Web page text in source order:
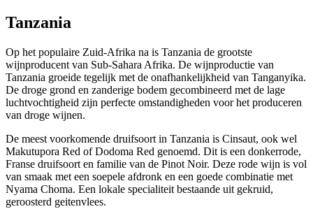
Tanzania
Op het populaire Zuid-Afrika na is Tanzania de grootste
wijnproducent van Sub-Sahara Afrika. De wijnproductie van
Tanzania groeide tegelijk met de onafhankelijkheid van Tanganyika.
De droge grond en zanderige bodem gecombineerd met de lage
luchtvochtigheid zijn perfecte omstandigheden voor het produceren
van droge wijnen.
De meest voorkomende druifsoort in Tanzania is Cinsaut, ook wel
Makutupora Red of Dodoma Red genoemd. Dit is een donkerrode,
Franse druifsoort en familie van de Pinot Noir. Deze rode wijn is vol
van smaak met een soepele afdronk en een goede combinatie met
Nyama Choma. Een lokale specialiteit bestaande uit gekruid,
geroosterd geitenvlees.